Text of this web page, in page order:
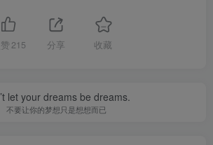
215 分享 收藏
let your dreams be dreams.
不要让你的梦想只是想想而已